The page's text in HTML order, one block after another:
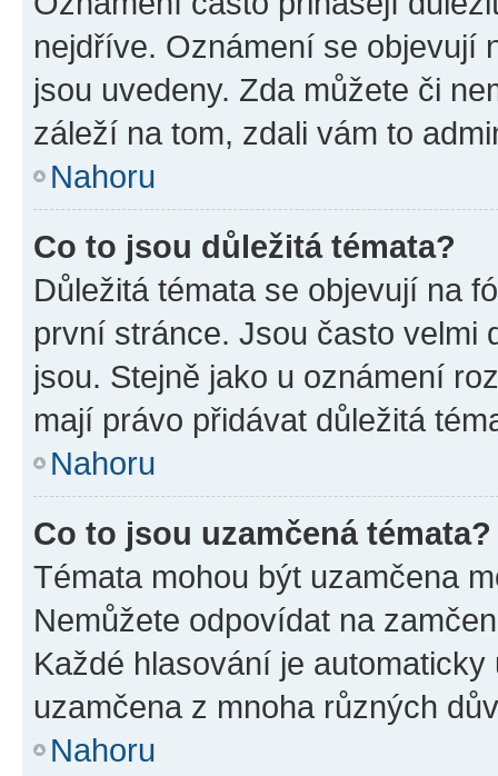
nejdříve. Oznámení se objevují
jsou uvedeny. Zda můžete či
záleží na tom, zdali vám to
Nahoru
Co to jsou důležitá témata?
Důležitá témata se objevují na
první stránce. Jsou často velmi
jsou. Stejně jako u oznámení
mají právo přidávat důležitá
Nahoru
Co to jsou uzamčená témata?
Témata mohou být uzamčena
Nemůžete odpovídat na
Každé hlasování je
uzamčena z mnoha různých
Nahoru